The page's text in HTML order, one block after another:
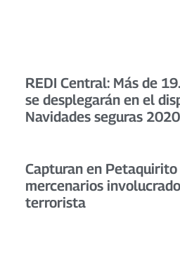
REDI Central: Más de
se desplegarán en el
Navidades seguras 2020
Capturan en Petaquirito
mercenarios
terrorista